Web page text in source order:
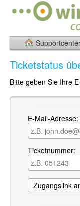
Ticketstatus
Bitte geben Sie Ihre
E-Mail-Adresse:
Ticketnummer: